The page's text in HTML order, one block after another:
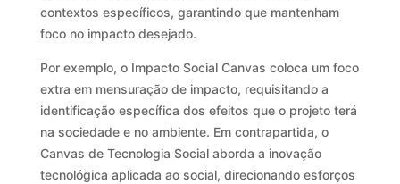
contextos específicos, garantindo que mantenham
foco no impacto desejado.
Por exemplo, o Impacto Social Canvas coloca um foco
extra em mensuração de impacto, requisitando a
identificação específica dos efeitos que o projeto terá
na sociedade e no ambiente. Em contrapartida, o
Canvas de Tecnologia Social aborda a inovação
tecnológica aplicada ao social, direcionando esforços